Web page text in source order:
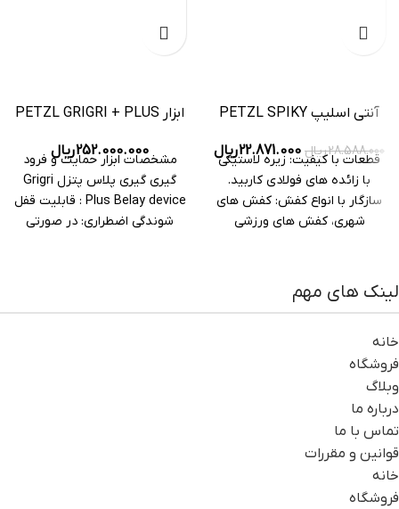
آنتی اسلیپ PETZL SPIKY
28.588.000ریال 22.871.000ریال
قطعات با کیفیت: زیره لاستیکی
با زائده های فولادی کاربید.
سازگار با انواع کفش: کفش های
شهری، کفش های ورزشی
ابزار PETZL GRIGRI + PLUS
252.000.000ریال
مشخصات ابزار حمایت و فرود
گیری گیری پلاس پتزل Grigri
Plus Belay device : قابلیت قفل
شوندگی اضطراری: در صورتی
لینک های مهم
خانه
فروشگاه
وبلاگ
درباره ما
تماس با ما
قوانین و مقررات
خانه
فروشگاه